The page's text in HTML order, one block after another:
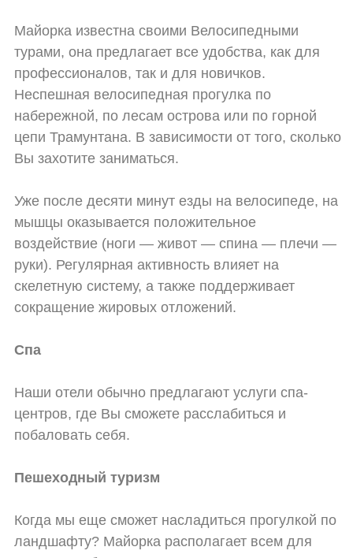
Майорка известна своими Велосипедными
турами, она предлагает все удобства, как для
профессионалов, так и для новичков.
Неспешная велосипедная прогулка по
набережной, по лесам острова или по горной
цепи Трамунтана. В зависимости от того, сколько
Вы захотите заниматься.
Уже после десяти минут езды на велосипеде, на
мышцы оказывается положительное
воздействие (ноги — живот — спина — плечи —
руки). Регулярная активность влияет на
скелетную систему, а также поддерживает
сокращение жировых отложений.
Спа
Наши отели обычно предлагают услуги спа-
центров, где Вы сможете расслабиться и
побаловать себя.
Пешеходный туризм
Когда мы еще сможет насладиться прогулкой по
ландшафту? Майорка располагает всем для